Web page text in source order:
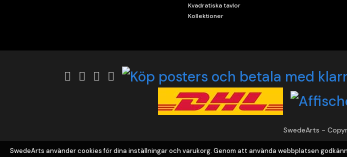
Kvadratiska tavlor
Kollektioner
SwedeArts -
SwedeArts använder cookies för dina inställningar och varukorg. Genom att använda webbplatsen